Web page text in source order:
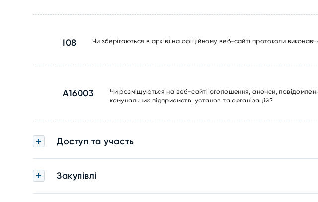
I08 Чи зберігаються в архіві на офіційному веб-сайті протоколи
A16003
Чи розміщуються на веб-сайті оголошення, анонси,
комунальних підприємств, установ та організацій?
Доступ та участь
Закупівлі